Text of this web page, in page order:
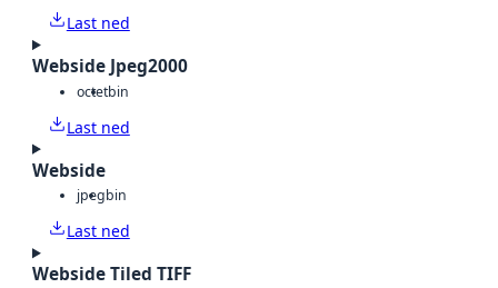
Last ned
Webside Jpeg2000
octetbin
Last ned
Webside
jpegbin
Last ned
Webside Tiled TIFF